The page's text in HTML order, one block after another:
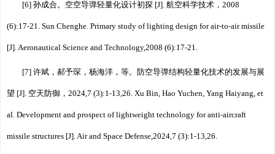
[6] 孙成合。空空导弹轻量化设计初探 [J]. 航空科学技术，2008
(6):17⁃21. Sun Chenghe. Primary study of lighting design for air⁃to⁃air missile
[J]. Aeronautical Science and Technology,2008 (6):17⁃21.
[7] 许斌，郝予琛，杨海洋，等。防空导弹结构轻量化技术的发展与展
望 [J]. 空天防御，2024,7 (3):1⁃13,26. Xu Bin, Hao Yuchen, Yang Haiyang, et
al. Development and prospect of lightweight technology for anti⁃aircraft
missile structures [J]. Air and Space Defense,2024,7 (3):1⁃13,26.